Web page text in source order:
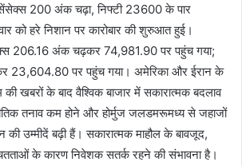
सेंसेक्स 200 अंक चढ़ा, निफ्टी 23600 के पार
को हरे निशान पर कारोबार की शुरुआत हुई।
206.16 अंक चढ़कर 74,981.90 पर पहुंच गया;
23,604.80 पर पहुंच गया। अमेरिका और ईरान के
की खबरों के बाद वैश्विक बाजार में सकारात्मक बदलाव
तनाव कम होने और होर्मुज जलडमरूमध्य से जहाजों
उम्मीदें बढ़ी हैं। सकारात्मक माहौल के बावजूद,
के कारण निवेशक सतर्क रहने की संभावना है।